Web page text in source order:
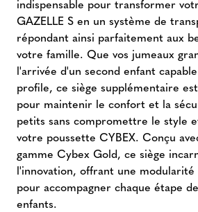
indispensable pour transformer
GAZELLE S en un système de
répondant ainsi parfaitement aux
votre famille. Que vos jumeaux
l'arrivée d'un second enfant
profile, ce siège supplémentaire
pour maintenir le confort et la
petits sans compromettre le style
votre poussette CYBEX. Conçu
gamme Cybex Gold, ce siège
l'innovation, offrant une modularité
pour accompagner chaque étape
enfants.